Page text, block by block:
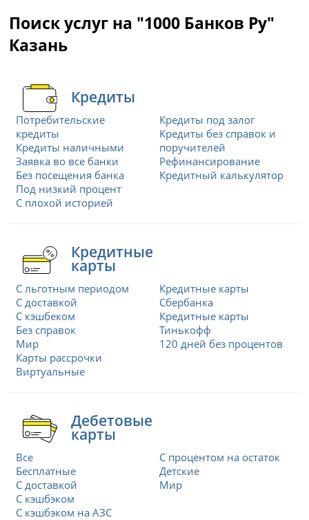
Поиск услуг на "1000 Банков Ру"
Казань
Кредиты
Потребительские
кредиты
Кредиты наличными
Заявка во все банки
Без посещения банка
Под низкий процент
С плохой историей
Кредиты под залог
Кредиты без справок и
поручителей
Рефинансирование
Кредитный калькулятор
Кредитные
карты
С льготным периодом
С доставкой
С кэшбеком
Без справок
Мир
Карты рассрочки
Виртуальные
Кредитные карты
Сбербанка
Кредитные карты
Тинькофф
120 дней без процентов
Дебетовые
карты
Все
Бесплатные
С доставкой
С кэшбэком
С кэшбэком на АЗС
С процентом на остаток
Детские
Мир